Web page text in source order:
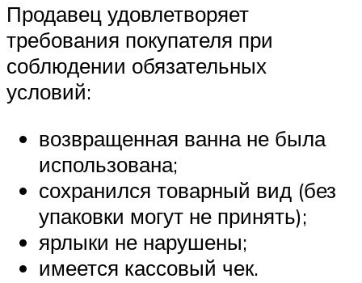
Продавец удовлетворяет
требования покупателя при
соблюдении обязательных
условий:
возвращенная ванна не была
использована;
сохранился товарный вид (без
упаковки могут не принять);
ярлыки не нарушены;
имеется кассовый чек.